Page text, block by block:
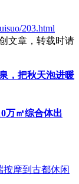
203.html
文章，转载时请
，把秋天泡进暖
万㎡综合体出